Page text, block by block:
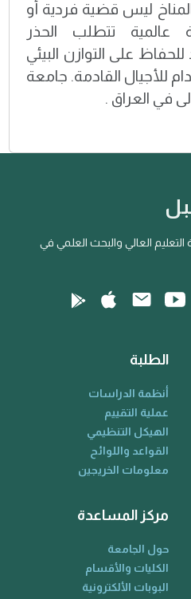
ليس قضية فردية أو
عالمية تتطلب الحذر
على التوازن البيئي
القادمة. جامعة
في العراق .
العالي والبحث العلمي في
الطلبة
أنظمة الدراسات
عملية التقييم
الهيكل التنظيمي
القواعد واللوائح
معلومات الخريجين
مركز المساعدة
حول الجامعة
الكليات والأقسام
البوبات الألكترونية